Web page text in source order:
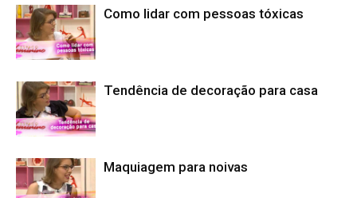
Como lidar com pessoas tóxicas
Tendência de decoração para casa
Maquiagem para noivas